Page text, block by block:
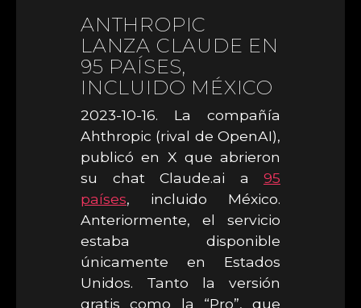
ANTHROPIC
LANZA CLAUDE EN
95 PAÍSES,
INCLUIDO MÉXICO
2023-10-16. La compañía
Ahthropic (rival de OpenAI),
publicó en X que abrieron
su chat Claude.ai a 95
países, incluido México.
Anteriormente, el servicio
estaba disponible
únicamente en Estados
Unidos. Tanto la versión
gratis como la “Pro”, que